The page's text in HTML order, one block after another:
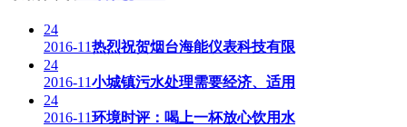
24
2016-11热烈祝贺烟台海能仪表科技有限
24
2016-11小城镇污水处理需要经济、适用
24
2016-11环境时评：喝上一杯放心饮用水